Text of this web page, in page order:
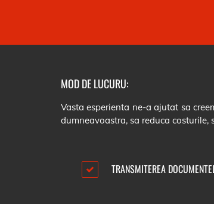
MOD DE LUCURU:
Vasta esperienta ne-a ajutat sa
dumneavoastra, sa reduca
TRANSMITEREA